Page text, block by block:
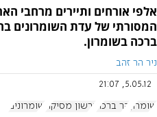
אלפי אורחים ותיירים מרחבי
המסורתי של עדת השומרונים
ברכה בשומרון.
ניר הר זהב
5.05.12, 21:07
שומרון הר ברכה גרשון מסיקה שומרונים